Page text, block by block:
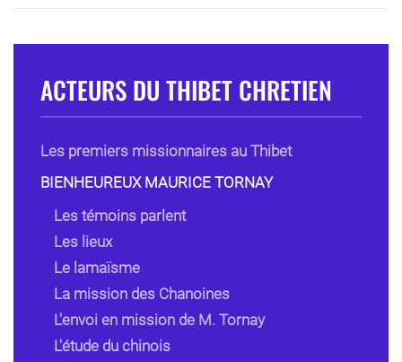
ACTEURS DU THIBET CHRETIEN
Les premiers missionnaires au Thibet
BIENHEUREUX MAURICE TORNAY
Les témoins parlent
Les lieux
Le lamaïsme
La mission des Chanoines
L'envoi en mission de M. Tornay
L'étude du chinois